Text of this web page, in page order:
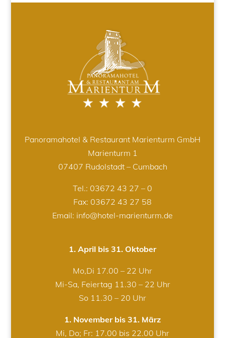
Panoramahotel & Restaurant Marienturm GmbH
Marienturm 1
07407 Rudolstadt – Cumbach
Tel.: 03672 43 27 – 0
Fax: 03672 43 27 58
Email: info@hotel-marienturm.de
1. April bis 31. Oktober
Mo,Di 17.00 – 22 Uhr
Mi-Sa, Feiertag 11.30 – 22 Uhr
So 11.30 – 20 Uhr
1. November bis 31. März
Mi, Do; Fr: 17.00 bis 22.00 Uhr